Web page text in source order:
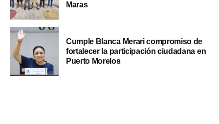
Maras
Cumple Blanca Merari compromiso de
fortalecer la participación ciudadana en
Puerto Morelos